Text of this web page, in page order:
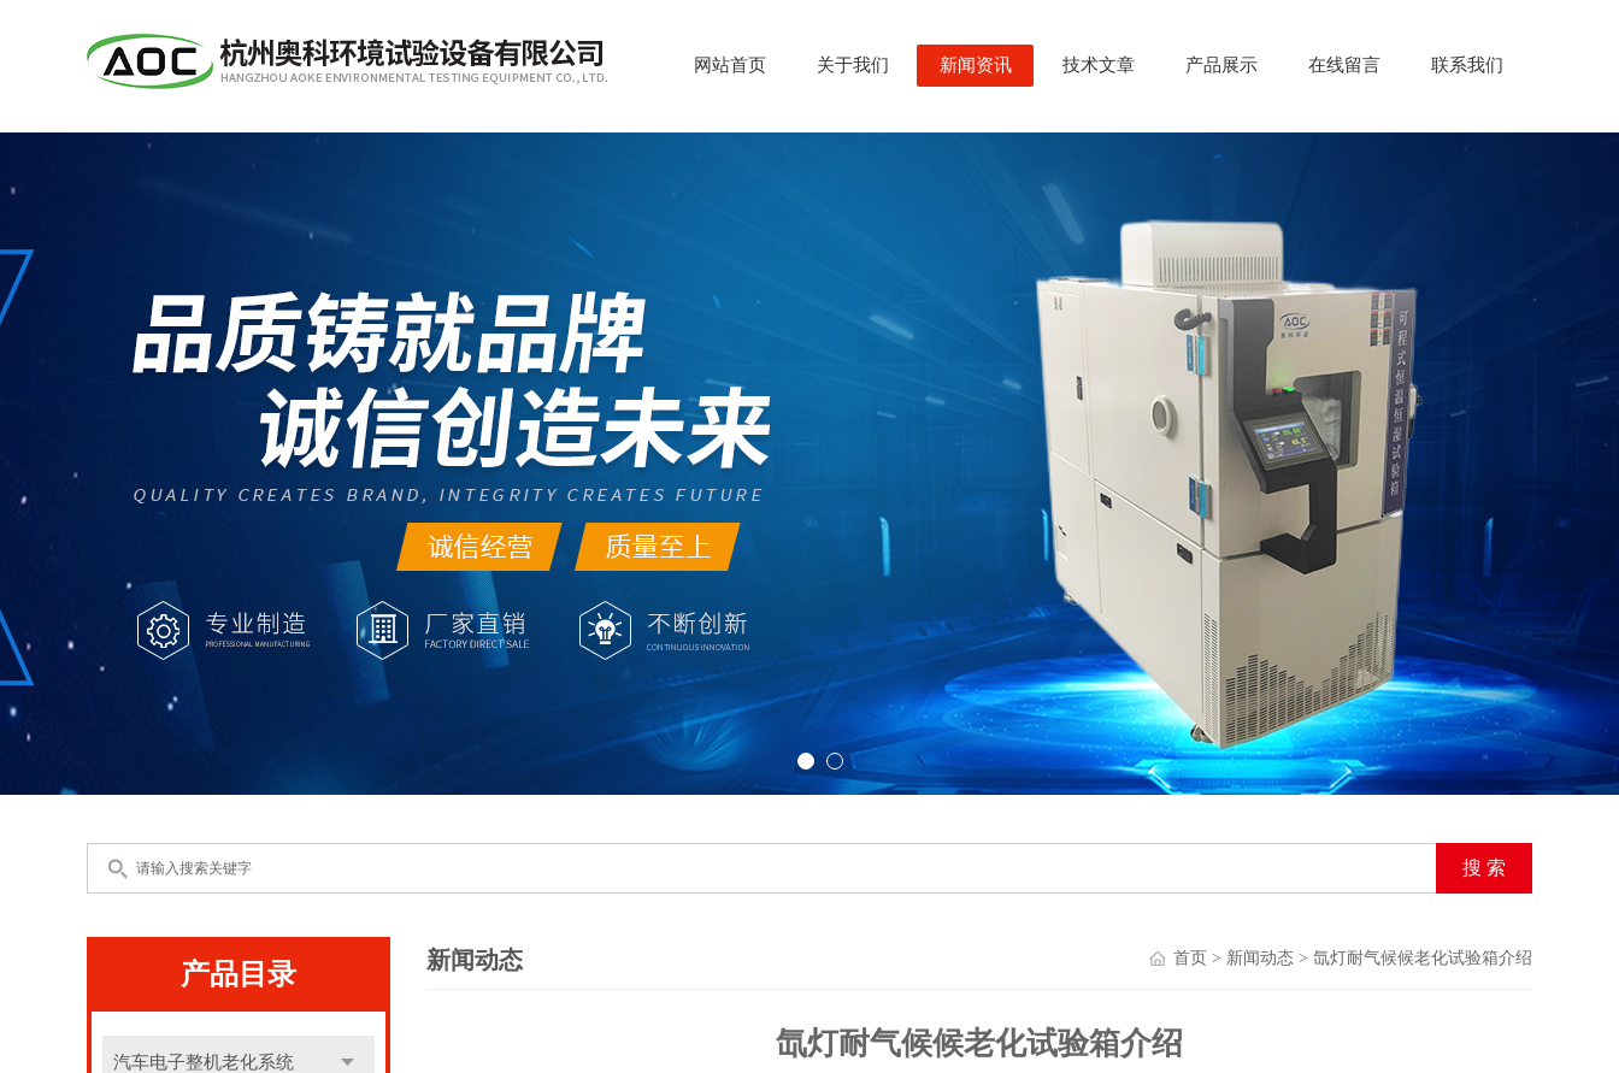
网站首页 关于我们 新闻资讯 技术文章 产品展示 在线留言 联系我们
产品目录
汽车电子整机老化系统
新闻动态 首页 > 新闻动态 > 氙灯耐气候候老化试验箱介绍
氙灯耐气候候老化试验箱介绍